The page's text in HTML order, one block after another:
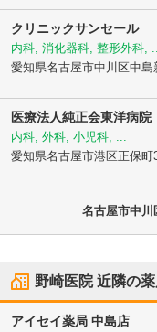
クリニックサンセール
内科, 消化器科, 整形外科, ...
愛知県名古屋市中川区中島
医療法人純正会東洋病院
内科, 外科, 小児科, ...
愛知県名古屋市港区正保町
名古屋市中川
野崎医院近隣の
アイセイ薬局 中島店